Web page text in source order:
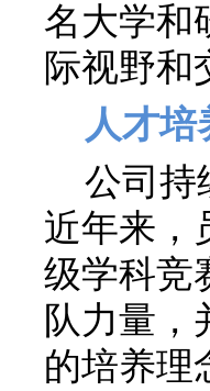
名大学和
际视野和
人才培
公司持
近年来，
级学科竞
队力量，
的培养理